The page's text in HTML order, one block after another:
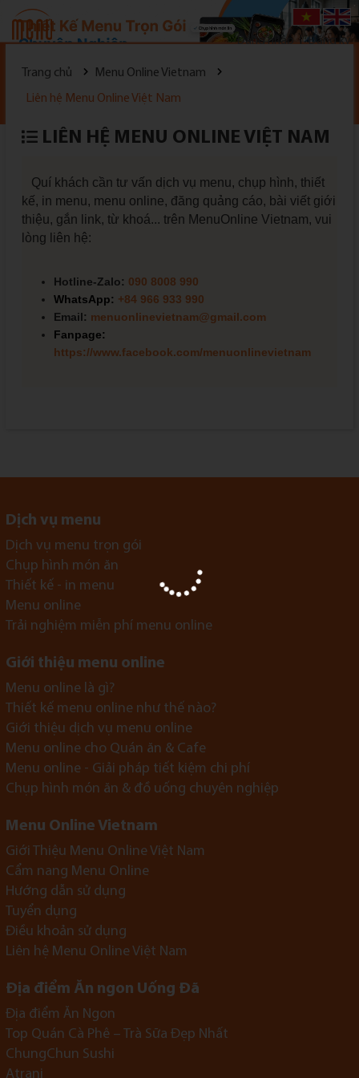
Đăng nhập |Đăng ký
Trang chủ
Menu Online Vietnam
Liên hệ Menu Online Việt Nam
LIÊN HỆ MENU ONLINE VIỆT NAM
Quí khách cần tư vấn dịch vụ menu, chụp hình, thiết
kế, in menu, menu online, đăng quảng cáo, bài viết giới
thiệu, gắn link, từ khoá... trên MenuOnline Vietnam, vui
lòng liên hệ:
Hotline-Zalo: 090 8008 990
WhatsApp: +84 966 933 990
Email: menuonlinevietnam@gmail.com
Fanpage:
https://www.facebook.com/menuonlinevietnam
Dịch vụ menu
Dịch vụ menu trọn gói
Chụp hình món ăn
Thiết kế - in menu
Menu online
Trải nghiệm miễn phí menu online
Giới thiệu menu online
Menu online là gì?
Thiết kế menu online như thế nào?
Giới thiệu dịch vụ menu online
Menu online cho Quán ăn & Cafe
Menu online - Giải pháp tiết kiệm chi phí
Chụp hình món ăn & đồ uống chuyên nghiệp
Menu Online Vietnam
Giới Thiệu Menu Online Việt Nam
Cẩm nang Menu Online
Hướng dẫn sử dụng
Tuyển dụng
Điều khoản sử dụng
Liên hệ Menu Online Việt Nam
Địa điểm Ăn ngon Uống Đã
Địa điểm Ăn Ngon
Top Quán Cà Phê – Trà Sữa Đẹp Nhất
ChungChun Sushi
Atrani